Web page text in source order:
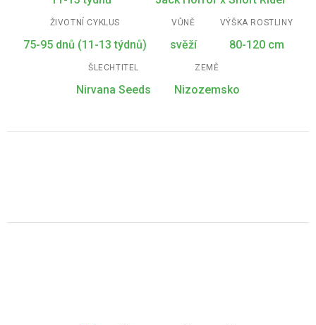
ŽIVOTNÍ CYKLUS
75-95 dnů (11-13 týdnů)
VŮNĚ
svěží
VÝŠKA ROSTLINY
80-120 cm
ŠLECHTITEL
Nirvana Seeds
ZEMĚ
Nizozemsko